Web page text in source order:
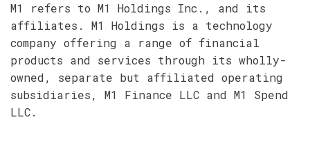
M1 refers to M1 Holdings Inc., and its
affiliates. M1 Holdings is a technology
company offering a range of financial
products and services through its wholly-
owned, separate but affiliated operating
subsidiaries, M1 Finance LLC and M1 Spend
LLC.